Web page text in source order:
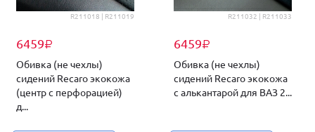
R211018 | R211019
6459₽
Обивка (не чехлы)
сидений Recaro экокожа
(центр с перфорацией)
д...
R211032 | R211033
6459₽
Обивка (не чехлы)
сидений Recaro экокожа
с алькантарой для ВАЗ 2...